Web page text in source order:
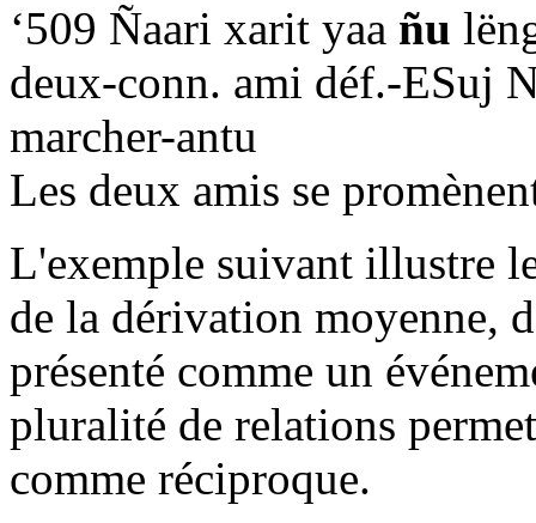
‘509 Ñaari xarit yaa ñu
deux-conn. ami déf.-ESuj
marcher-antu
Les deux amis se
L'exemple suivant illustre
de la dérivation moyenne,
présenté comme un
pluralité de relations
comme réciproque.